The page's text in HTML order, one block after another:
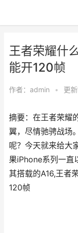
王者荣耀什
能开120帧
作者： admin • 更
摘要：在王者荣耀
翼，尽情驰骋战场
呢？今天就来给大
果iPhone系列一直
其搭载的A16,王者
120帧